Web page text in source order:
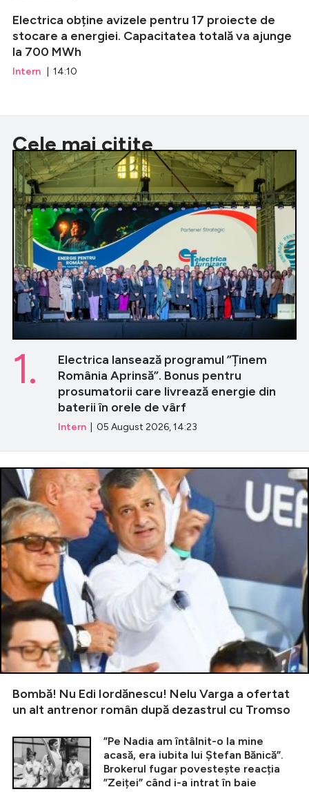
Electrica obține avizele pentru 17 proiecte de
stocare a energiei. Capacitatea totală va ajunge
la 700 MWh
Intern | 14:10
Cele mai citite
Electrica lansează programul ”Ținem
România Aprinsă”. Bonus pentru
prosumatorii care livrează energie din
baterii în orele de vârf
Intern | 05 August 2026, 14:23
1.
Bombă! Nu Edi Iordănescu! Nelu Varga a ofertat
un alt antrenor român după dezastrul cu Tromso
”Pe Nadia am întâlnit-o la mine
acasă, era iubita lui Ștefan Bănică”.
Brokerul fugar povestește reacția
”Zeiței” când i-a intrat în baie